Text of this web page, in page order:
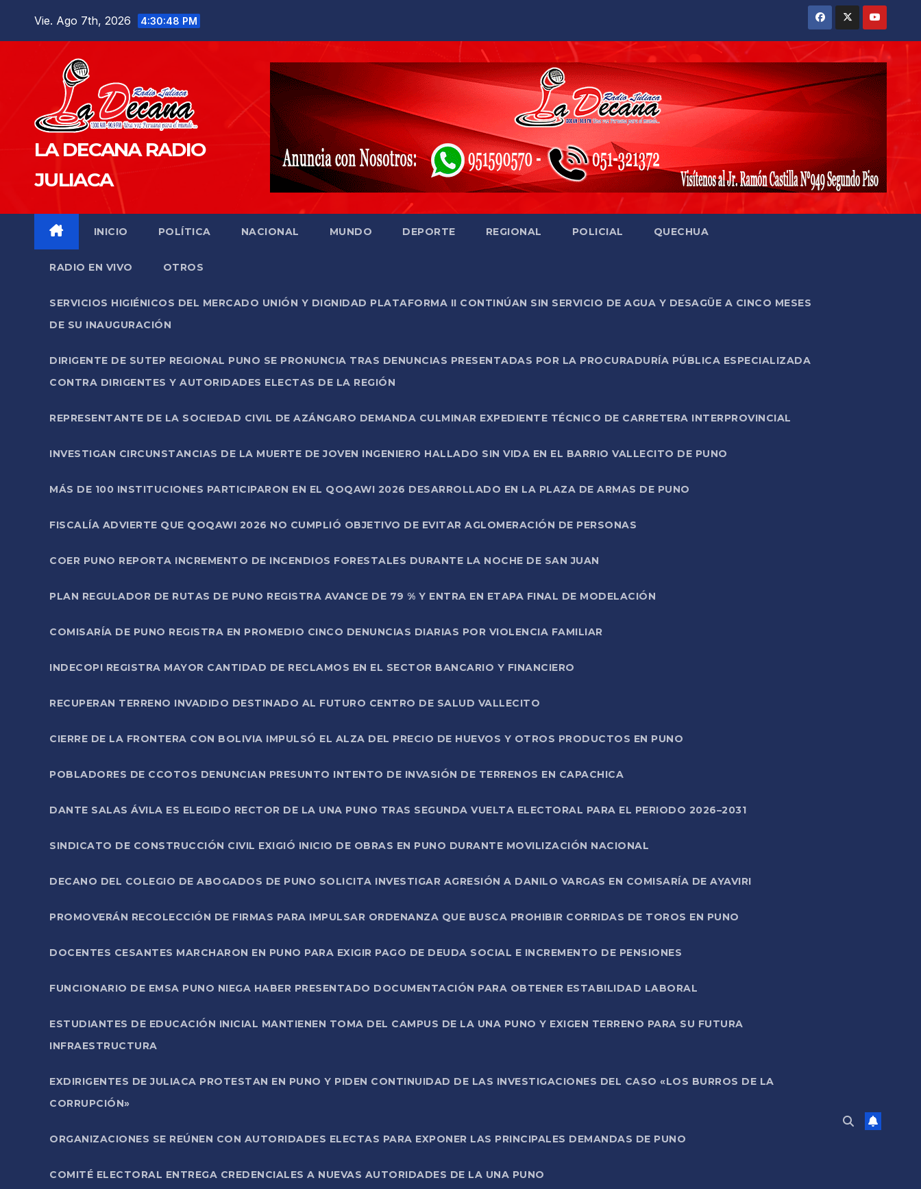
Vie. Ago 7th, 2026 4:30:49 PM
LA DECANA RADIO
JULIACA
INICIO POLÍTICA NACIONAL MUNDO DEPORTE REGIONAL POLICIAL QUECHUA
RADIO EN VIVO OTROS
SERVICIOS HIGIÉNICOS DEL MERCADO UNIÓN Y DIGNIDAD PLATAFORMA II CONTINÚAN SIN SERVICIO DE AGUA Y DESAGÜE A CINCO MESES
DE SU INAUGURACIÓN
DIRIGENTE DE SUTEP REGIONAL PUNO SE PRONUNCIA TRAS DENUNCIAS PRESENTADAS POR LA PROCURADURÍA PÚBLICA ESPECIALIZADA
CONTRA DIRIGENTES Y AUTORIDADES ELECTAS DE LA REGIÓN
REPRESENTANTE DE LA SOCIEDAD CIVIL DE AZÁNGARO DEMANDA CULMINAR EXPEDIENTE TÉCNICO DE CARRETERA INTERPROVINCIAL
INVESTIGAN CIRCUNSTANCIAS DE LA MUERTE DE JOVEN INGENIERO HALLADO SIN VIDA EN EL BARRIO VALLECITO DE PUNO
MÁS DE 100 INSTITUCIONES PARTICIPARON EN EL QOQAWI 2026 DESARROLLADO EN LA PLAZA DE ARMAS DE PUNO
FISCALÍA ADVIERTE QUE QOQAWI 2026 NO CUMPLIÓ OBJETIVO DE EVITAR AGLOMERACIÓN DE PERSONAS
COER PUNO REPORTA INCREMENTO DE INCENDIOS FORESTALES DURANTE LA NOCHE DE SAN JUAN
PLAN REGULADOR DE RUTAS DE PUNO REGISTRA AVANCE DE 79 % Y ENTRA EN ETAPA FINAL DE MODELACIÓN
COMISARÍA DE PUNO REGISTRA EN PROMEDIO CINCO DENUNCIAS DIARIAS POR VIOLENCIA FAMILIAR
INDECOPI REGISTRA MAYOR CANTIDAD DE RECLAMOS EN EL SECTOR BANCARIO Y FINANCIERO
RECUPERAN TERRENO INVADIDO DESTINADO AL FUTURO CENTRO DE SALUD VALLECITO
CIERRE DE LA FRONTERA CON BOLIVIA IMPULSÓ EL ALZA DEL PRECIO DE HUEVOS Y OTROS PRODUCTOS EN PUNO
POBLADORES DE CCOTOS DENUNCIAN PRESUNTO INTENTO DE INVASIÓN DE TERRENOS EN CAPACHICA
DANTE SALAS ÁVILA ES ELEGIDO RECTOR DE LA UNA PUNO TRAS SEGUNDA VUELTA ELECTORAL PARA EL PERIODO 2026–2031
SINDICATO DE CONSTRUCCIÓN CIVIL EXIGIÓ INICIO DE OBRAS EN PUNO DURANTE MOVILIZACIÓN NACIONAL
DECANO DEL COLEGIO DE ABOGADOS DE PUNO SOLICITA INVESTIGAR AGRESIÓN A DANILO VARGAS EN COMISARÍA DE AYAVIRI
PROMOVERÁN RECOLECCIÓN DE FIRMAS PARA IMPULSAR ORDENANZA QUE BUSCA PROHIBIR CORRIDAS DE TOROS EN PUNO
DOCENTES CESANTES MARCHARON EN PUNO PARA EXIGIR PAGO DE DEUDA SOCIAL E INCREMENTO DE PENSIONES
FUNCIONARIO DE EMSA PUNO NIEGA HABER PRESENTADO DOCUMENTACIÓN PARA OBTENER ESTABILIDAD LABORAL
ESTUDIANTES DE EDUCACIÓN INICIAL MANTIENEN TOMA DEL CAMPUS DE LA UNA PUNO Y EXIGEN TERRENO PARA SU FUTURA
INFRAESTRUCTURA
EXDIRIGENTES DE JULIACA PROTESTAN EN PUNO Y PIDEN CONTINUIDAD DE LAS INVESTIGACIONES DEL CASO «LOS BURROS DE LA
CORRUPCIÓN»
ORGANIZACIONES SE REÚNEN CON AUTORIDADES ELECTAS PARA EXPONER LAS PRINCIPALES DEMANDAS DE PUNO
COMITÉ ELECTORAL ENTREGA CREDENCIALES A NUEVAS AUTORIDADES DE LA UNA PUNO